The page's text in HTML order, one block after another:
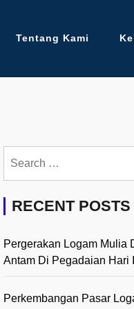
Tentang Kami
for:
RECENT POSTS
Pergerakan Logam Mulia
Antam Di Pegadaian Hari
Perkembangan Pasar